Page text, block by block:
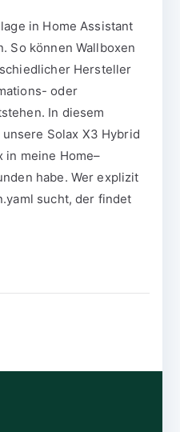
in Home Assistant
So können Wallboxen
Hersteller
oder
In diesem
Solax X3 Hybrid
in meine Home–
habe. Wer explizit
sucht, der findet